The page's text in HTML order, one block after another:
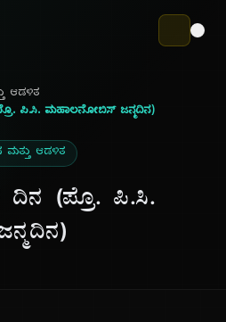
ಆಡಳಿತ
ಪಿ.ಸಿ. ಮಹಾಲನೋಬಿಸ್ ಜನ್ಮದಿನ)
ಮತ್ತು ಆಡಳಿತ
ದಿನ (ಪ್ರೊ. ಪಿ.ಸಿ.